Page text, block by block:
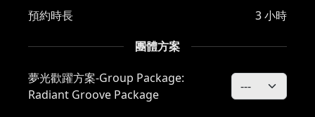
預約時長
3 小時
團體方案
夢光歡躍方案-Group Package:
Radiant Groove Package